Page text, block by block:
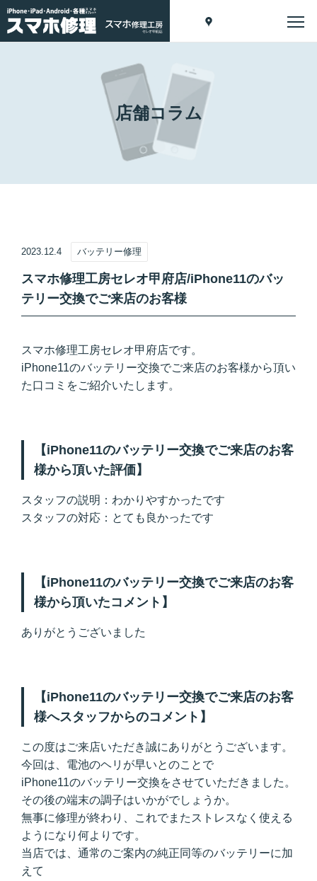
店舗コラム
2023.12.4 バッテリー修理
スマホ修理工房セレオ甲府店/iPhone11のバッ
テリー交換でご来店のお客様
スマホ修理工房セレオ甲府店です。
iPhone11のバッテリー交換でご来店のお客様から頂い
た口コミをご紹介いたします。
【iPhone11のバッテリー交換でご来店のお客
様から頂いた評価】
スタッフの説明：わかりやすかったです
スタッフの対応：とても良かったです
【iPhone11のバッテリー交換でご来店のお客
様から頂いたコメント】
ありがとうございました
【iPhone11のバッテリー交換でご来店のお客
様へスタッフからのコメント】
この度はご来店いただき誠にありがとうございます。
今回は、電池のヘリが早いとのことで
iPhone11のバッテリー交換をさせていただきました。
その後の端末の調子はいかがでしょうか。
無事に修理が終わり、これでまたストレスなく使える
ようになり何よりです。
当店では、通常のご案内の純正同等のバッテリーに加
えて